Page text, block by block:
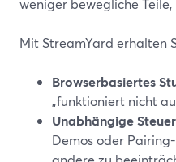
Mit StreamYard erhalten
Browserbasiertes
„funktioniert nicht
Unabhängige
Demos oder